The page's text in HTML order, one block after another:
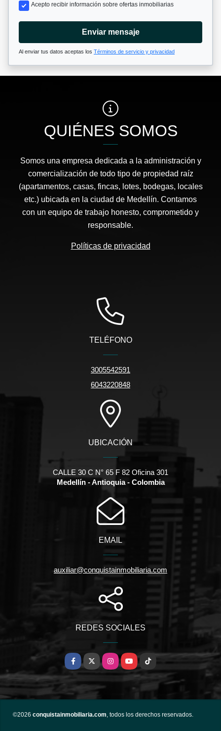
Acepto recibir información sobre ofertas inmobiliarias
Enviar mensaje
Al enviar tus datos aceptas los Términos de servicio y privacidad
QUIÉNES SOMOS
Somos una empresa dedicada a la administración y
comercialización de todo tipo de propiedad raíz
(apartamentos, casas, fincas, lotes, bodegas, locales
etc.) ubicada en la ciudad de Medellín. Contamos
con un equipo de trabajo honesto, comprometido y
responsable.
Políticas de privacidad
TELÉFONO
3005542591
6043220848
UBICACIÓN
CALLE 30 C N° 65 F 82 Oficina 301
Medellín - Antioquia - Colombia
EMAIL
auxiliar@conquistainmobiliaria.com
REDES SOCIALES
Facebook
X InstagramYouTubeTikTok
©2026 conquistainmobiliaria.com , todos los derechos reservados.